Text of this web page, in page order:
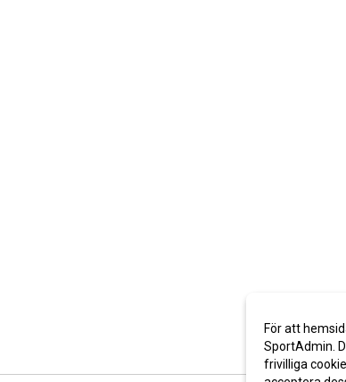
För att
SportAdmin.
frivilliga